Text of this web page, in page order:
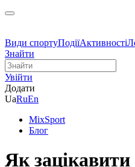
Види спортуПодіїАктивності
Знайти
Увійти
Додати
UaRuEn
MixSport
Блог
Як